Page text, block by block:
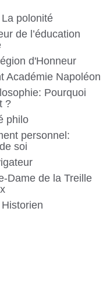
polonité
de l’éducation
d'Honneur
Académie Napoléon
Pourquoi
?
philo
personnel:
soi
Dame de la Treille